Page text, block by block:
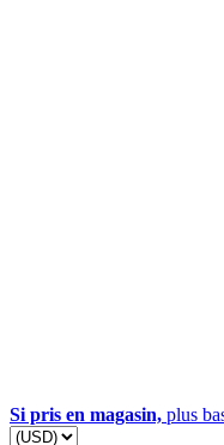
Si pris en magasin, plus